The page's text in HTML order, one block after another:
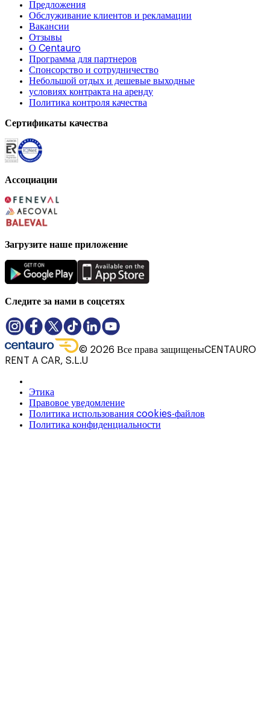
Предложения
Обслуживание клиентов и рекламации
Вакансии
Отзывы
О Centauro
Программа для партнеров
Спонсорство и сотрудничество
Небольшой отдых и дешевые выходные
условиях контракта на аренду
Политика контроля качества
Сертификаты качества
Ассоциации
Загрузите наше приложение
Следите за нами в соцсетях
© 2026 Все права защищеныCENTAURO
RENT A CAR, S.L.U
Этика
Правовое уведомление
Политика использования cookies-файлов
Политика конфиденциальности